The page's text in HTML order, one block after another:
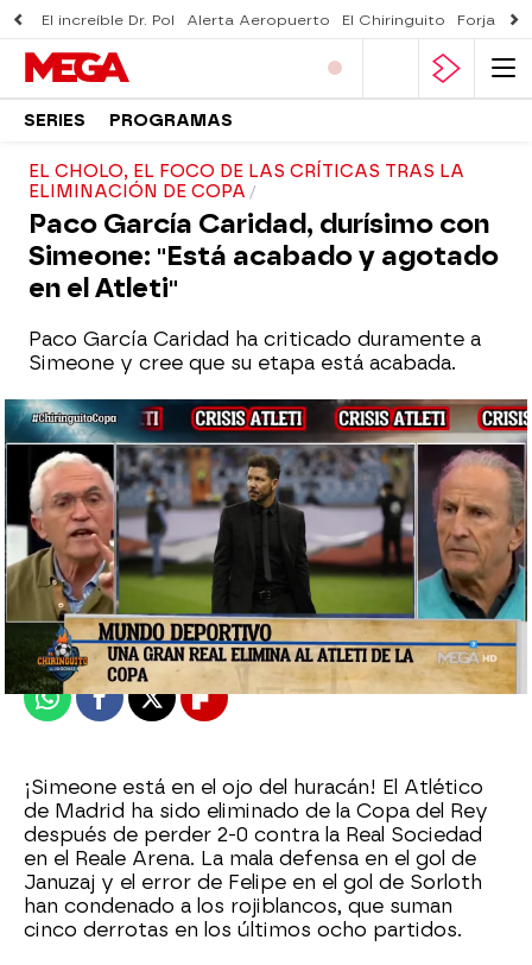
El increíble Dr. Pol Alerta Aeropuerto El Chiringuito Forjado
SERIES PROGRAMAS
EL CHOLO, EL FOCO DE LAS CRÍTICAS TRAS LA
ELIMINACIÓN DE COPA
Paco García Caridad, durísimo con
Simeone: "Está acabado y agotado
en el Atleti"
Paco García Caridad ha criticado duramente a
Simeone y cree que su etapa está acabada.
El Chiringuito
Madrid
Publicado:20 de enero de 2022, 00:49
WhatsappFacebook
X Flipboard
¡Simeone está en el ojo del huracán! El Atlético
de Madrid ha sido eliminado de la Copa del Rey
después de perder 2-0 contra la Real Sociedad
en el Reale Arena. La mala defensa en el gol de
Januzaj y el error de Felipe en el gol de Sorloth
han condenado a los rojiblancos, que suman
cinco derrotas en los últimos ocho partidos.